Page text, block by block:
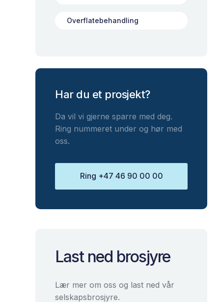
Overflatebehandling
Har du et prosjekt?
Da vil vi gjerne sparre med deg.
Ring nummeret under og hør med
oss.
Ring +47 46 90 00 00
Last ned brosjyre
Lær mer om oss og last ned vår
selskapsbrosjyre.